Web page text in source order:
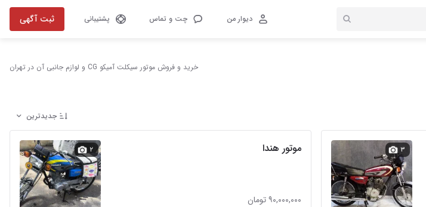
دیوار من چت و تماس پشتیبانی ثبت آگهی
خرید و فروش موتور سیکلت آمیکو CG و لوازم جانبی آن در تهران
جدیدترین
۳ موتور هندا
۹۰,۰۰۰,۰۰۰ تومان
۲